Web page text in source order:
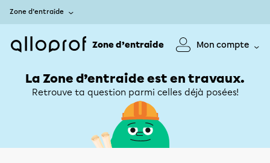
Zone d’entraide
Zone d’entraide Mon compte
La Zone d’entraide est en travaux.
Retrouve ta question parmi celles déjà posées!